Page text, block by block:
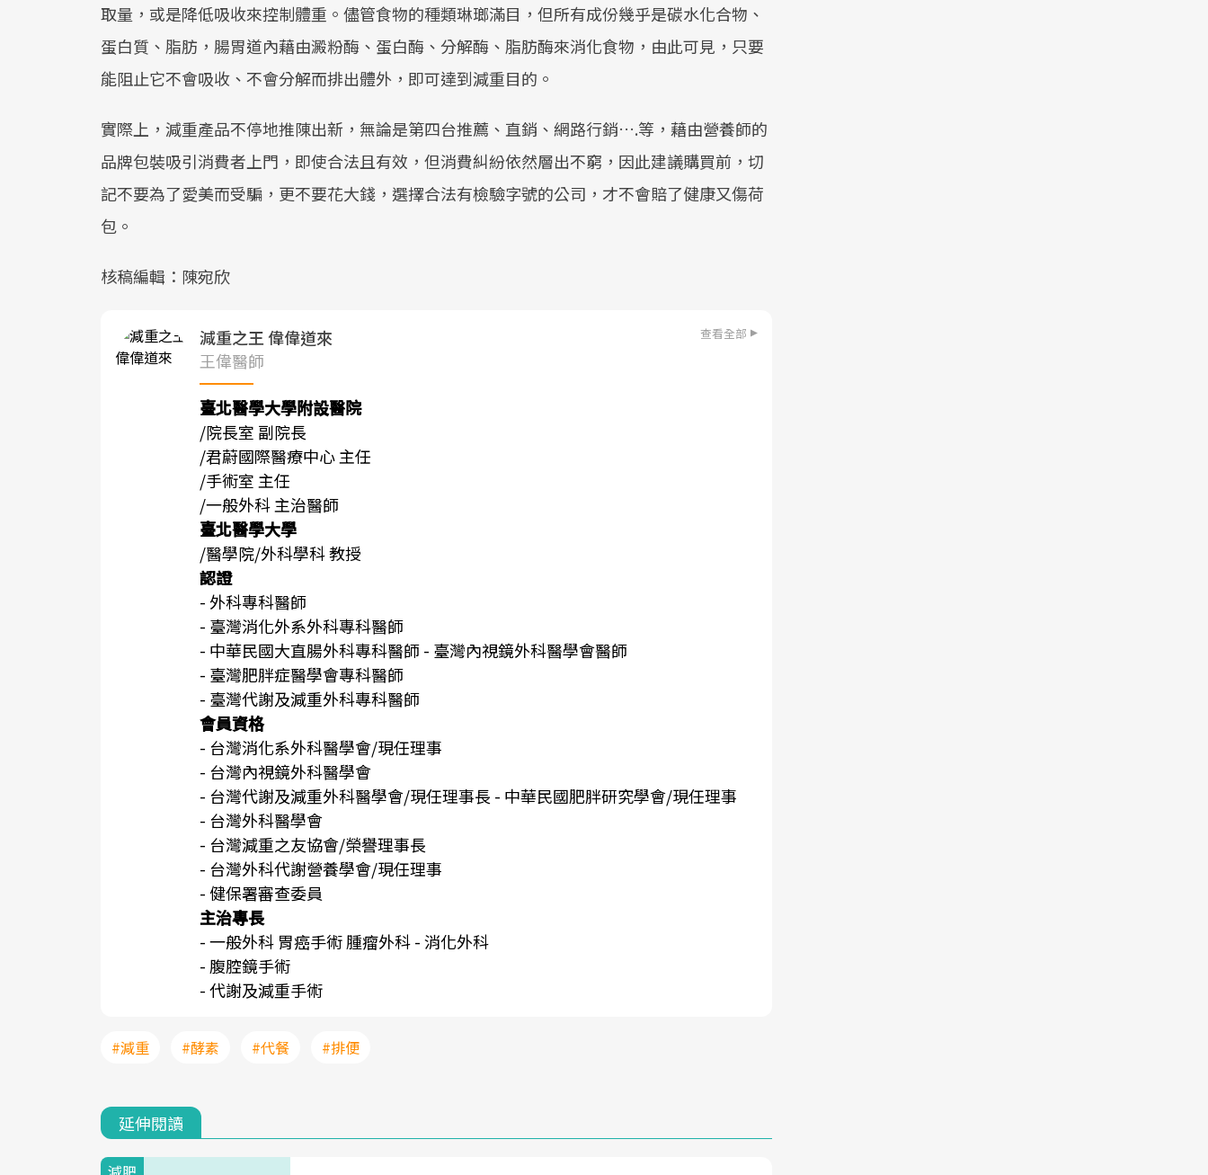
取量，或是降低吸收來控制體重。儘管食物的種類琳瑯滿目，但所有成份幾乎是碳水化合物、
蛋白質、脂肪，腸胃道內藉由澱粉酶、蛋白酶、分解酶、脂肪酶來消化食物，由此可見，只要
能阻止它不會吸收、不會分解而排出體外，即可達到減重目的。
實際上，減重產品不停地推陳出新，無論是第四台推薦、直銷、網路行銷….等，藉由營養師的
品牌包裝吸引消費者上門，即使合法且有效，但消費糾紛依然層出不窮，因此建議購買前，切
記不要為了愛美而受騙，更不要花大錢，選擇合法有檢驗字號的公司，才不會賠了健康又傷荷
包。
核稿編輯：陳宛欣
減重之王 偉偉道來 查看全部
王偉醫師
臺北醫學大學附設醫院
/院長室 副院長
/君蔚國際醫療中心 主任
/手術室 主任
/一般外科 主治醫師
臺北醫學大學
/醫學院/外科學科 教授
認證
- 外科專科醫師
- 臺灣消化外系外科專科醫師
- 中華民國大直腸外科專科醫師 - 臺灣內視鏡外科醫學會醫師
- 臺灣肥胖症醫學會專科醫師
- 臺灣代謝及減重外科專科醫師
會員資格
- 台灣消化系外科醫學會/現任理事
- 台灣內視鏡外科醫學會
- 台灣代謝及減重外科醫學會/現任理事長 - 中華民國肥胖研究學會/現任理事
- 台灣外科醫學會
- 台灣減重之友協會/榮譽理事長
- 台灣外科代謝營養學會/現任理事
- 健保署審查委員
主治專長
- 一般外科 胃癌手術 腫瘤外科 - 消化外科
- 腹腔鏡手術
- 代謝及減重手術
#減重 #酵素 #代餐 #排便
延伸閱讀